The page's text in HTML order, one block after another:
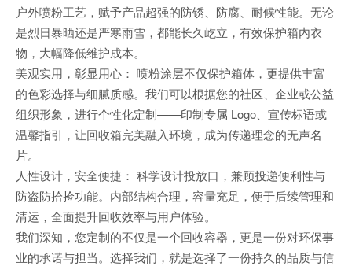
户外喷粉工艺，赋予产品超强的防锈、防腐、耐候性能。无论
是烈日暴晒还是严寒雨雪，都能长久屹立，有效保护箱内衣
物，大幅降低维护成本。
美观实用，彰显用心： 喷粉涂层不仅保护箱体，更提供丰富
的色彩选择与细腻质感。我们可以根据您的社区、企业或公益
组织形象，进行个性化定制——印制专属 Logo、宣传标语或
温馨指引，让回收箱完美融入环境，成为传递理念的无声名
片。
人性设计，安全便捷： 科学设计投放口，兼顾投递便利性与
防盗防拾捡功能。内部结构合理，容量充足，便于后续管理和
清运，全面提升回收效率与用户体验。
我们深知，您定制的不仅是一个回收容器，更是一份对环保事
业的承诺与担当。选择我们，就是选择了一份持久的品质与信